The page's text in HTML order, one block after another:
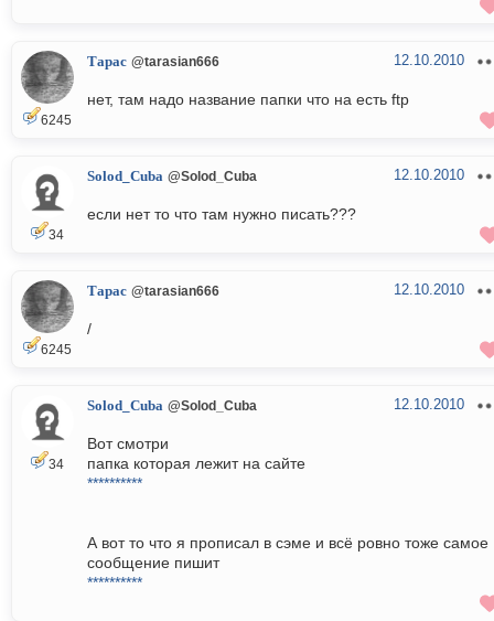
6245
Тарас @tarasian666 12.10.2010
нет, там надо название папки что на есть ftp
34
Solod_Cuba @Solod_Cuba 12.10.2010
если нет то что там нужно писать???
6245
Тарас @tarasian666 12.10.2010
/
34
Solod_Cuba @Solod_Cuba 12.10.2010
Вот смотри
папка которая лежит на сайте
**********
А вот то что я прописал в сэме и всё ровно тоже самое
сообщение пишит
**********